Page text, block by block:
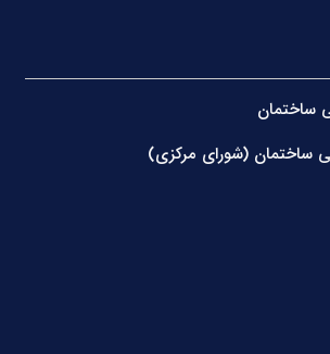
ساختمان
ساختمان (شورای مرکزی)